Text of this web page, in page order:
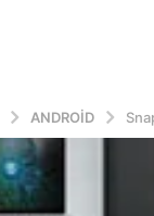
ANDROID